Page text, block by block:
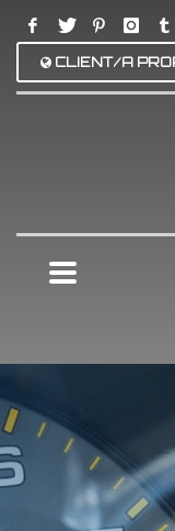
CLIENT/A